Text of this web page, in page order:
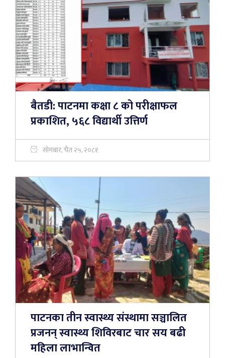
बैतडी: पाटनमा कक्षा ८ को परीक्षाफल
प्रकाशित, ५६८ विद्यार्थी उत्तिर्ण
सोमबार, चैत २५, २०८१
पाटनका तीन स्वास्थ्य संस्थामा सञ्चालित
प्रजनन् स्वास्थ्य शिविरबाट चार सय बढी
महिला लाभान्वित